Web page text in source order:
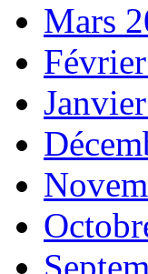
Mars